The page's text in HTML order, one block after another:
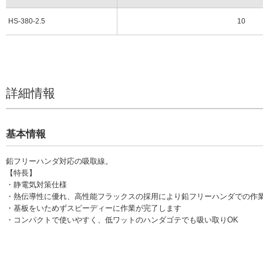
HS-380-2.5 10
詳細情報
基本情報
鉛フリーハンダ対応の吸取線。
【特長】
・静電気対策仕様
・熱伝導性に優れ、高性能フラックスの採用により鉛フリーハンダでの作
・基板をいためずスピーディーに作業が完了します
・コンパクトで使いやすく、低ワットのハンダゴテでも吸い取りOK